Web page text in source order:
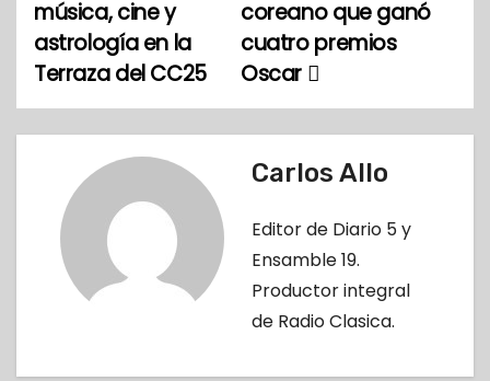
a
v
e
coreano que ganó
cuatro premios
Oscar
música, cine y
astrología en la
Terraza del CC25
Carlos Allo
Editor de Diario 5 y
Ensamble 19.
Productor integral
de Radio Clasica.